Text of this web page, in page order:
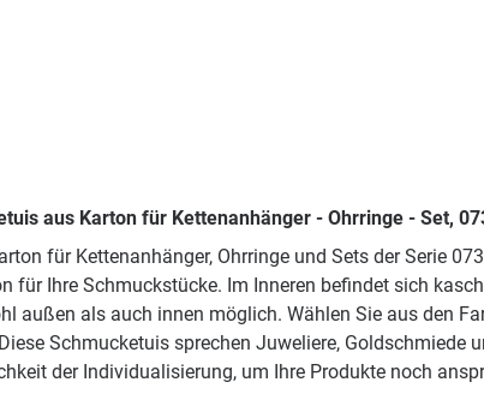
aus Karton für Kettenanhänger - Ohrringe - Set,
für Kettenanhänger, Ohrringe und Sets der Serie
für Ihre Schmuckstücke. Im Inneren befindet sich
außen als auch innen möglich. Wählen Sie aus den
Schmucketuis sprechen Juweliere,
der Individualisierung, um Ihre Produkte noch